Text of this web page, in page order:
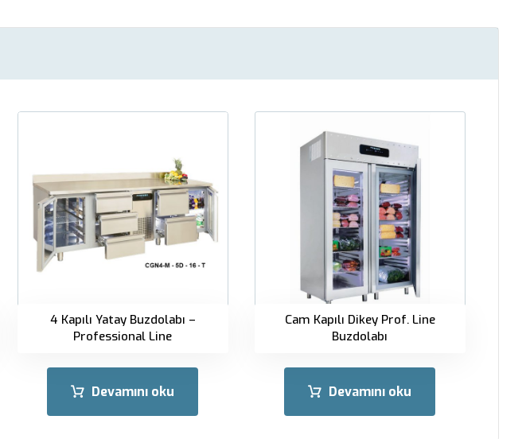
4 Kapılı Yatay Buzdolabı –
Professional Line
Devamını oku
Cam Kapılı Dikey Prof. Line
Buzdolabı
Devamını oku